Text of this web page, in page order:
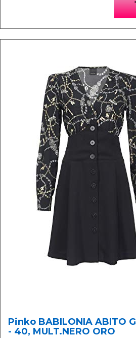
Pinko BABILONIA ABITO
- 40, MULT.NERO ORO